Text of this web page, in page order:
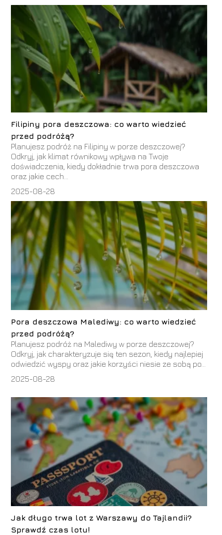
Filipiny pora deszczowa: co warto wiedzieć
przed podróżą?
Planujesz podróż na Filipiny w porze deszczowej?
Odkryj, jak klimat równikowy wpływa na Twoje
doświadczenia, kiedy dokładnie trwa pora deszczowa
oraz jakie cech...
2025-08-28
Pora deszczowa Malediwy: co warto wiedzieć
przed podróżą?
Planujesz podróż na Malediwy w porze deszczowej?
Odkryj, jak charakteryzuje się ten sezon, kiedy najlepiej
odwiedzić wyspy oraz jakie korzyści niesie ze sobą po...
2025-08-28
Jak długo trwa lot z Warszawy do Tajlandii?
Sprawdź czas lotu!